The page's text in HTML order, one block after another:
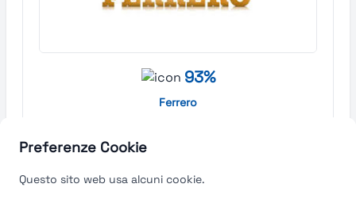
Preferenze Cookie
Questo sito web usa alcuni cookie.
93%
Ferrero